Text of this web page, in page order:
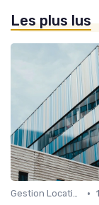
Les plus lus
Gestion Locative et Asset Management •